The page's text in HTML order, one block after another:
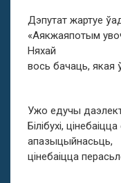
Дэпутат жартуе
«Аякжаяпотым
Няхай
вось бачаць, якая
Ужо едучы
Білібухі,
апазыцыйнасьць,
цінебаіцца